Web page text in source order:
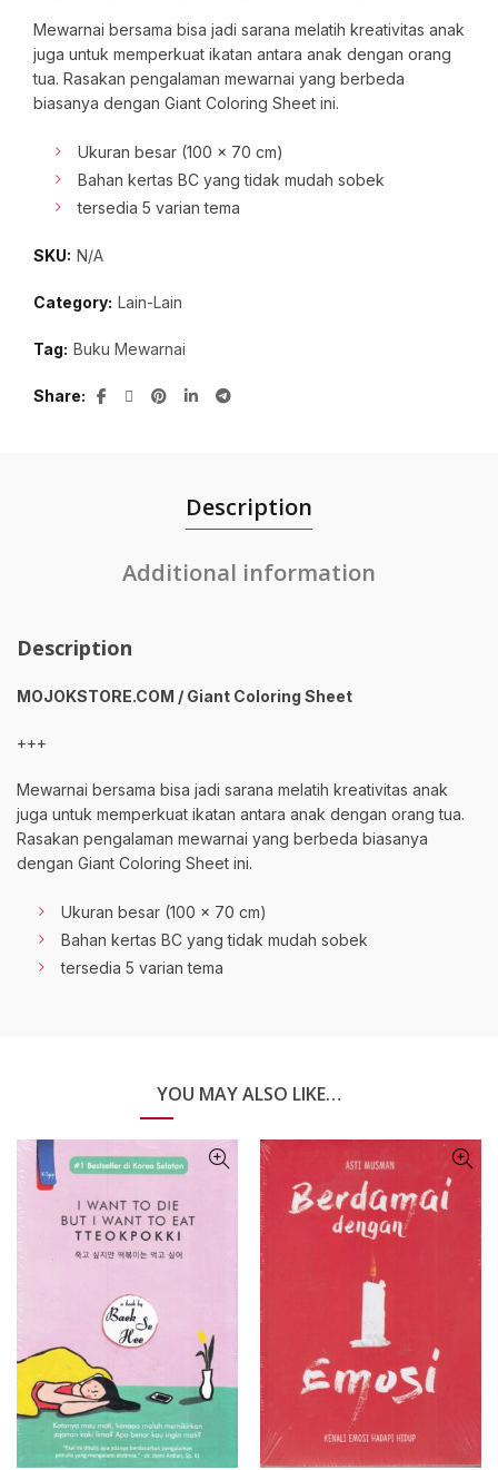
range:
Rp
Mewarnai bersama bisa jadi sarana melatih kreativitas anak
juga untuk memperkuat ikatan antara anak dengan orang
tua. Rasakan pengalaman mewarnai yang berbeda
biasanya dengan Giant Coloring Sheet ini.
Ukuran besar (100 x 70 cm)
Bahan kertas BC yang tidak mudah sobek
tersedia 5 varian tema
SKU: N/A
Category: Lain-Lain
Tag: Buku Mewarnai
Share
Description
Additional information
Description
MOJOKSTORE.COM / Giant Coloring Sheet
+++
Mewarnai bersama bisa jadi sarana melatih kreativitas anak
juga untuk memperkuat ikatan antara anak dengan orang tua.
Rasakan pengalaman mewarnai yang berbeda biasanya
dengan Giant Coloring Sheet ini.
Ukuran besar (100 x 70 cm)
Bahan kertas BC yang tidak mudah sobek
tersedia 5 varian tema
YOU MAY ALSO LIKE…